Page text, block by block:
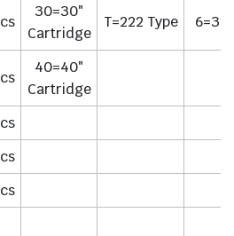
30=30″
Cartridge
T=222 Type
40=40″
Cartridge